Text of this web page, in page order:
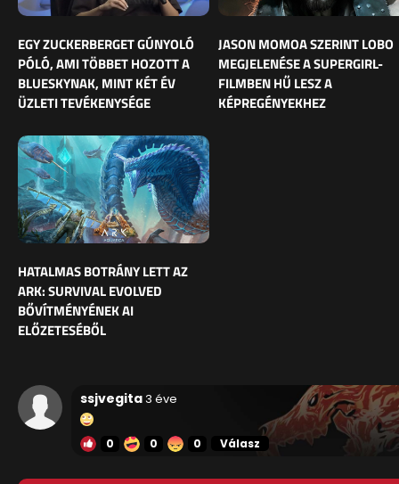
EGY ZUCKERBERGET GÚNYOLÓ
PÓLÓ, AMI TÖBBET HOZOTT A
BLUESKYNAK, MINT KÉT ÉV
ÜZLETI TEVÉKENYSÉGE
JASON MOMOA SZERINT LOBO
MEGJELENÉSE A SUPERGIRL-
FILMBEN HŰ LESZ A
KÉPREGÉNYEKHEZ
HATALMAS BOTRÁNY LETT AZ
ARK: SURVIVAL EVOLVED
BŐVÍTMÉNYÉNEK AI
ELŐZETESÉBŐL
ssjvegita3 éve
0 0 0 Válasz